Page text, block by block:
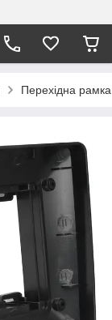
Перехідна